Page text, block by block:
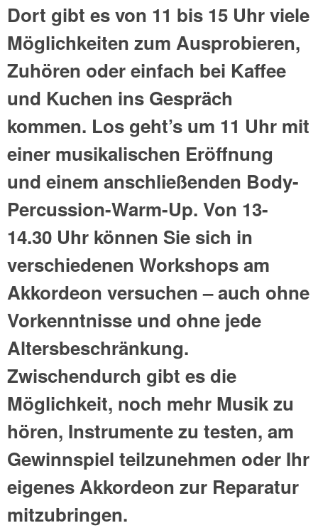
Dort gibt es von 11 bis 15 Uhr viele
Möglichkeiten zum Ausprobieren,
Zuhören oder einfach bei Kaffee
und Kuchen ins Gespräch
kommen. Los geht’s um 11 Uhr mit
einer musikalischen Eröffnung
und einem anschließenden Body-
Percussion-Warm-Up. Von 13-
14.30 Uhr können Sie sich in
verschiedenen Workshops am
Akkordeon versuchen – auch ohne
Vorkenntnisse und ohne jede
Altersbeschränkung.
Zwischendurch gibt es die
Möglichkeit, noch mehr Musik zu
hören, Instrumente zu testen, am
Gewinnspiel teilzunehmen oder Ihr
eigenes Akkordeon zur Reparatur
mitzubringen.